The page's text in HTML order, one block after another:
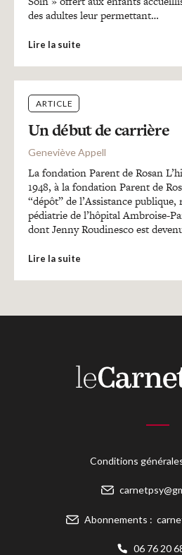
Revues
Mon panier
Mon compte
des adultes leur permettant…
Lire la suite
ARTICLE
Un début de carrière
Geneviève Appell
La fondation Parent de Rosan
1948, à la fondation Parent de
“dépôt” de l’Assistance publique,
pédiatrie de l’hôpital Ambroise-
dont Jenny Roudinesco est
Lire la suite
Conditions
Abonnements :
06 76 20